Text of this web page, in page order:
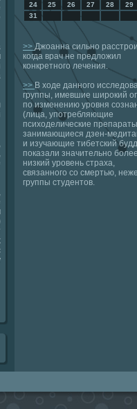
24
25 26 27 28 29
31
>>Джоанна сильно
когда врач не предложил
конкретного лечения.
>>В ходе данного
группы, имевшие широкий
по изменению уровня
(лица, употребляющие
психоделические
занимающиеся дзен-
и изучающие тибетский
показали значительно более
низкий уровень страха,
связанного со смертью,
группы студентов.